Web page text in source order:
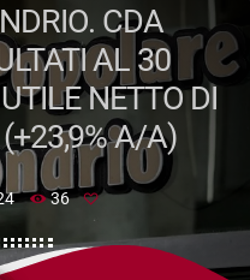
CDA
AL 30
NETTO DI
A/A)
36